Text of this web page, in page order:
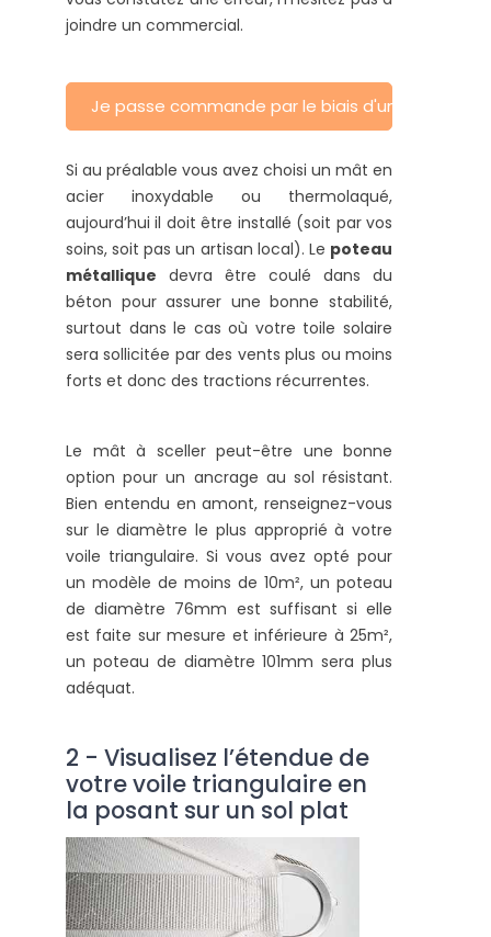
joindre un commercial.
Je passe commande par le biais d'un
Si au préalable vous avez choisi un mât en
acier inoxydable ou thermolaqué,
aujourd’hui il doit être installé (soit par vos
soins, soit pas un artisan local). Le poteau
métallique devra être coulé dans du
béton pour assurer une bonne stabilité,
surtout dans le cas où votre toile solaire
sera sollicitée par des vents plus ou moins
forts et donc des tractions récurrentes.
Le mât à sceller peut-être une bonne
option pour un ancrage au sol résistant.
Bien entendu en amont, renseignez-vous
sur le diamètre le plus approprié à votre
voile triangulaire. Si vous avez opté pour
un modèle de moins de 10m², un poteau
de diamètre 76mm est suffisant si elle
est faite sur mesure et inférieure à 25m²,
un poteau de diamètre 101mm sera plus
adéquat.
2 - Visualisez l’étendue de
votre voile triangulaire en
la posant sur un sol plat